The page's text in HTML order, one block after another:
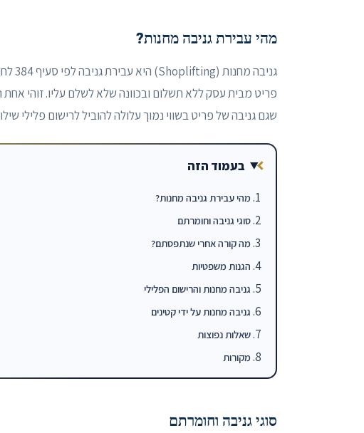
מהי עבירת גניבה מחנות?
פריט מבית עסק ללא תשלום ובכוונה שלא לשלם עליו. זוהי
שגם גניבה של פריט בשווי נמוך עלולה להוביל לרישום פלילי
בעמוד הזה
מהי עבירת גניבה מחנות?
סוגי גניבה וחומרתם
מה קורה אחרי שנתפסתם?
הגנות משפטיות
גניבה מחנות והרישום הפלילי
גניבה מחנות על ידי קטינים
שאלות נפוצות
מקורות
סוגי גניבה וחומרתם